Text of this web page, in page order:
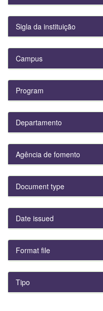
Sigla da instituição
Campus
Program
Departamento
Agência de fomento
Document type
Date issued
Format file
Tipo